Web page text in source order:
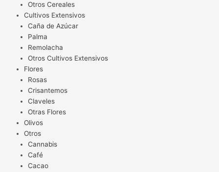
Otros Cereales
Cultivos Extensivos
Caña de Azúcar
Palma
Remolacha
Otros Cultivos Extensivos
Flores
Rosas
Crisantemos
Claveles
Otras Flores
Olivos
Otros
Cannabis
Café
Cacao